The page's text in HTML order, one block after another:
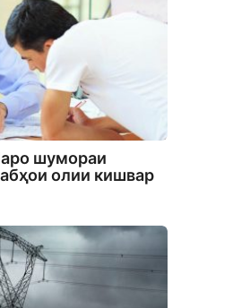
шумораи
олии кишвар